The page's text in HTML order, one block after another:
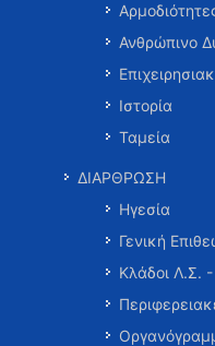
Ανθρώπινο
Ιστορία
Ταμεία
ΔΙΑΡΘΡΩΣΗ
Ηγεσία
Γενική
Κλάδοι Λ.Σ.